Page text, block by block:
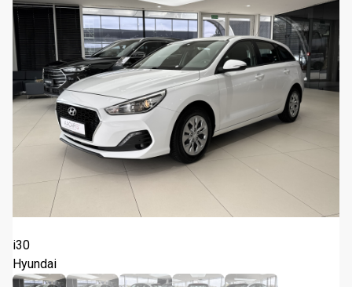
Hyundai i30 Select 2019
i30
Hyundai